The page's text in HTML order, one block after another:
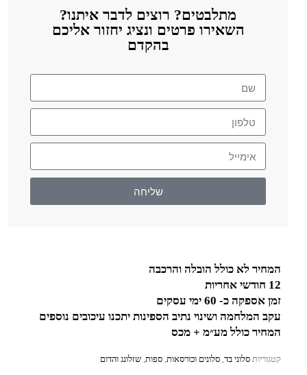
מתלבטים? רוצים לדבר איתנו?
השאירו פרטים ונציג יחזור אליכם
בהקדם
שליחה
המחיר לא כולל הובלה והרכבה
12 חודשי אחריות
זמן אספקה כ- 60 ימי עסקים
עקב המלחמה ושינוי נתיב הספינות יתכנו עיכובים נוספים
המחיר כולל מע״מ + מכס
קטגוריות סלוני בד,סלונים וכורסאות,ספות,שזלונג והדום